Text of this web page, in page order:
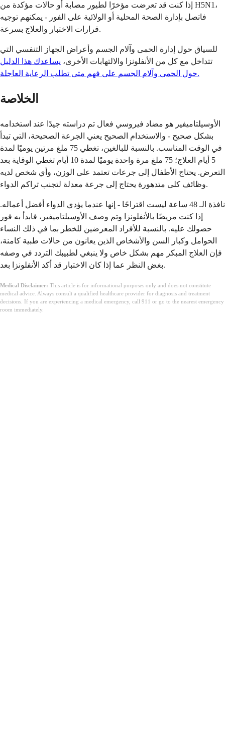
إذا كنت قد تعرضت مؤخرًا لطيور مصابة أو حالات مؤكدة من H5N1،
فاتصل بإدارة الصحة المحلية أو الولائية على الفور - يمكنهم توجيه
قرارات الاختبار والعلاج بسرعة.
للسياق حول إدارة الحمى وآلام الجسم وأعراض الجهاز التنفسي التي
تتداخل مع كل من الأنفلونزا والالتهابات الأخرى، يساعدك هذا الدليل
حول الحمى وآلام الجسم على فهم متى تطلب الرعاية العاجلة.
الخلاصة
الأوسيلتاميفير هو مضاد فيروسي فعال تم دراسته جيدًا عند استخدامه
بشكل صحيح - والاستخدام الصحيح يعني الجرعة الصحيحة، التي تبدأ
في الوقت المناسب. بالنسبة للبالغين، تغطي 75 ملغ مرتين يوميًا لمدة
5 أيام العلاج؛ 75 ملغ مرة واحدة يوميًا لمدة 10 أيام تغطي الوقاية بعد
التعرض. يحتاج الأطفال إلى جرعات تعتمد على الوزن، وأي شخص لديه
وظائف كلى متدهورة يحتاج إلى جرعة معدلة لتجنب تراكم الدواء.
نافذة الـ 48 ساعة ليست اقتراحًا - إنها عندما يؤدي الدواء أفضل أعماله.
إذا كنت مريضًا بالأنفلونزا وتم وصف الأوسيلتاميفير، فابدأ به فور
حصولك عليه. بالنسبة للأفراد المعرضين للخطر بما في ذلك النساء
الحوامل وكبار السن والأشخاص الذين يعانون من حالات طبية كامنة،
فإن العلاج المبكر مهم بشكل خاص ولا ينبغي لطبيبك التردد في وصفه
بغض النظر عما إذا كان الاختبار قد أكد الأنفلونزا بعد.
Medical Disclaimer: This article is for informational purposes only and does not constitute
medical advice. Always consult a qualified healthcare provider for diagnosis and treatment
decisions. If you are experiencing a medical emergency, call 911 or go to the nearest emergency
room immediately.